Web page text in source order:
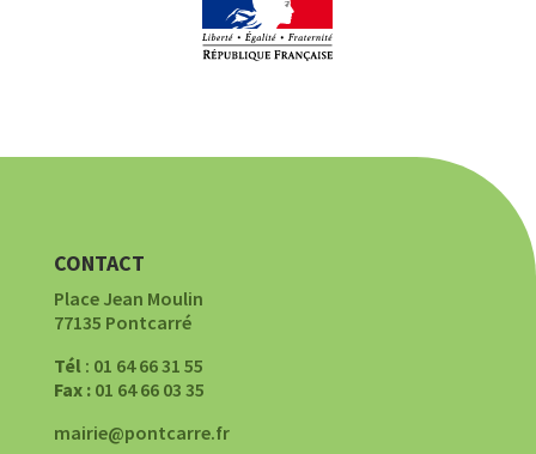
CONTACT
Place Jean Moulin
77135 Pontcarré
Tél: 01 64 66 31 55
Fax :01 64 66 03 35
mairie@pontcarre.fr